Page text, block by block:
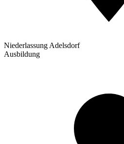
Niederlassung Adelsdorf
Ausbildung